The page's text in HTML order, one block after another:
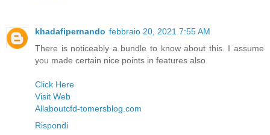
khadafipernando febbraio 20, 2021 7:55 AM
There is noticeably a bundle to know about this. I assume
you made certain nice points in features also.
Click Here
Visit Web
Allaboutcfd-tomersblog.com
Rispondi